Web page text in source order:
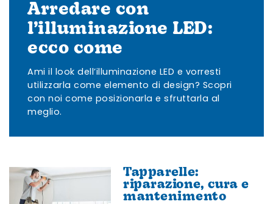
Arredare con
l’illuminazione LED:
ecco come
Ami il look dell’illuminazione LED e vorresti
utilizzarla come elemento di design? Scopri
con noi come posizionarla e sfruttarla al
meglio.
Tapparelle:
riparazione, cura e
mantenimento